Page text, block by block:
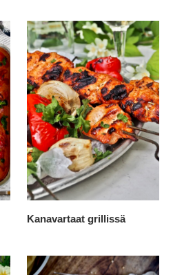
Kanavartaat grillissä